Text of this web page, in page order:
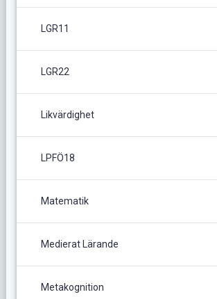
LGR11
LGR22
Likvärdighet
LPFÖ18
Matematik
Medierat Lärande
Metakognition